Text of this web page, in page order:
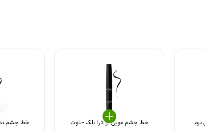
نرم
خط چشم مویی اولترا بلک - نوت خط چشم